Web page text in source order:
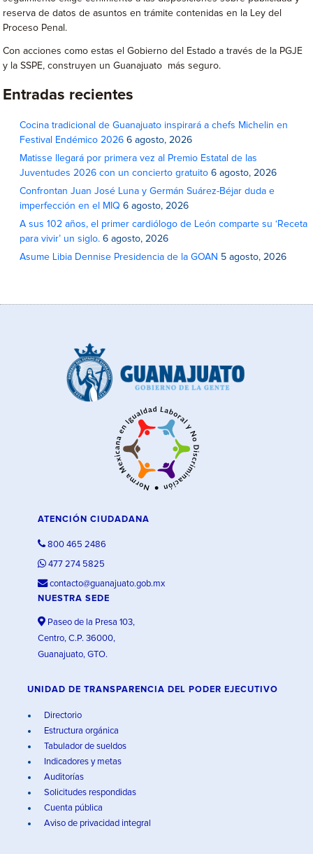
reserva de datos de asuntos en trámite contenidas en la Ley del
Proceso Penal.
Con acciones como estas el Gobierno del Estado a través de la PGJE
y la SSPE, construyen un Guanajuato más seguro.
Entradas recientes
Cocina tradicional de Guanajuato inspirará a chefs Michelin en
Festival Endémico 2026 6 agosto, 2026
Matisse llegará por primera vez al Premio Estatal de las
Juventudes 2026 con un concierto gratuito 6 agosto, 2026
Confrontan Juan José Luna y Germán Suárez-Béjar duda e
imperfección en el MIQ 6 agosto, 2026
A sus 102 años, el primer cardiólogo de León comparte su ‘Receta
para vivir’ un siglo. 6 agosto, 2026
Asume Libia Dennise Presidencia de la GOAN 5 agosto, 2026
ATENCIÓN CIUDADANA
800 465 2486
477 274 5825
contacto@guanajuato.gob.mx
NUESTRA SEDE
Paseo de la Presa 103,
Centro, C.P. 36000,
Guanajuato, GTO.
UNIDAD DE TRANSPARENCIA DEL PODER EJECUTIVO
Directorio
Estructura orgánica
Tabulador de sueldos
Indicadores y metas
Auditorías
Solicitudes respondidas
Cuenta pública
Aviso de privacidad integral